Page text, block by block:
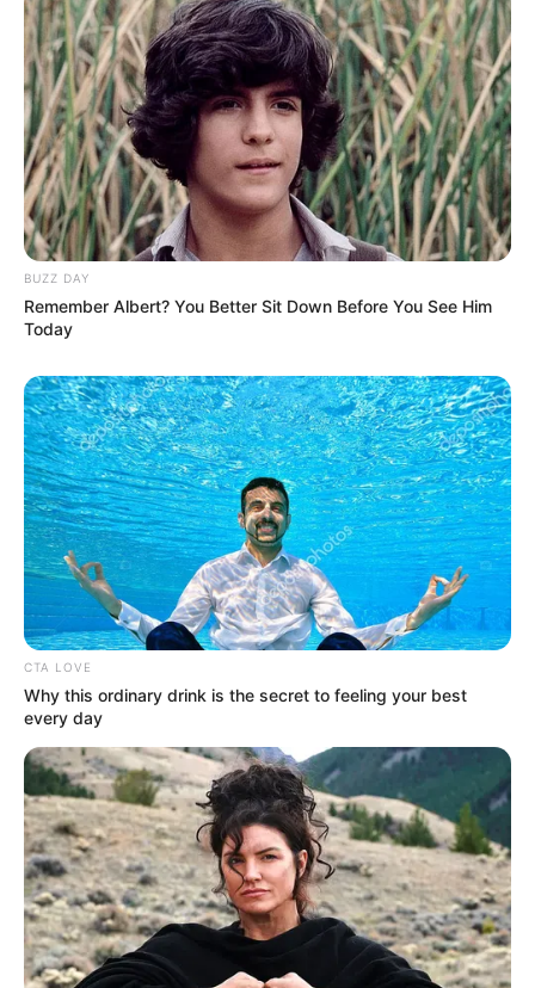
Goodbye – Soyou
Raindrops – Cheeze
Like a Star – Kwon Jin Ah
Beautiful – Kim Sung Kyu
Love is All Around – I’ll
TRAILEROH MY BABY
Halaman :
1 2 Sebelumnya
TAGS DRAMA KOREA OH MY BABY
BUZZ DAY
Remember Albert? You Better Sit Down Before You See Him
Today
CTA LOVE
Why this ordinary drink is the secret to feeling your best
every day